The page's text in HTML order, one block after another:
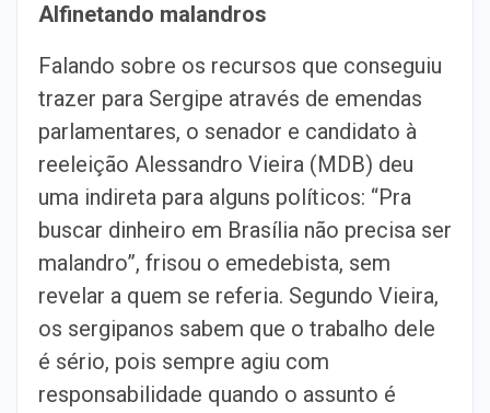
Alfinetando malandros
Falando sobre os recursos que conseguiu
trazer para Sergipe através de emendas
parlamentares, o senador e candidato à
reeleição Alessandro Vieira (MDB) deu
uma indireta para alguns políticos: “Pra
buscar dinheiro em Brasília não precisa ser
malandro”, frisou o emedebista, sem
revelar a quem se referia. Segundo Vieira,
os sergipanos sabem que o trabalho dele
é sério, pois sempre agiu com
responsabilidade quando o assunto é